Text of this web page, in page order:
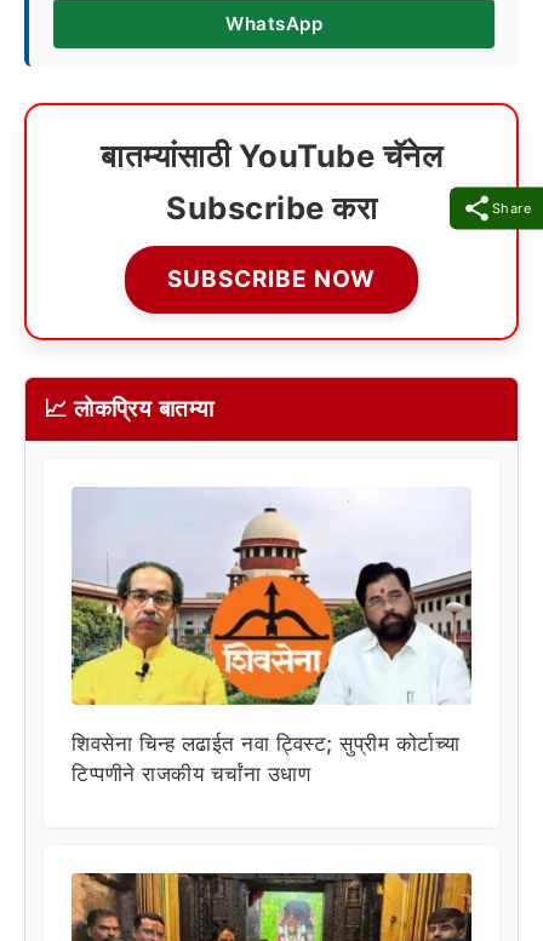
Share
WhatsApp
बातम्यांसाठी YouTube चॅनेल
Subscribe करा
SUBSCRIBE NOW
📈 लोकप्रिय बातम्या
शिवसेना चिन्ह लढाईत नवा ट्विस्ट; सुप्रीम कोर्टाच्या
टिप्पणीने राजकीय चर्चांना उधाण